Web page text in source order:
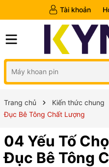
Tài khoản
Trang chủ Kiến thức chung
Đục Bê Tông Chất Lượng
04 Yếu Tố
Đục Bê Tông